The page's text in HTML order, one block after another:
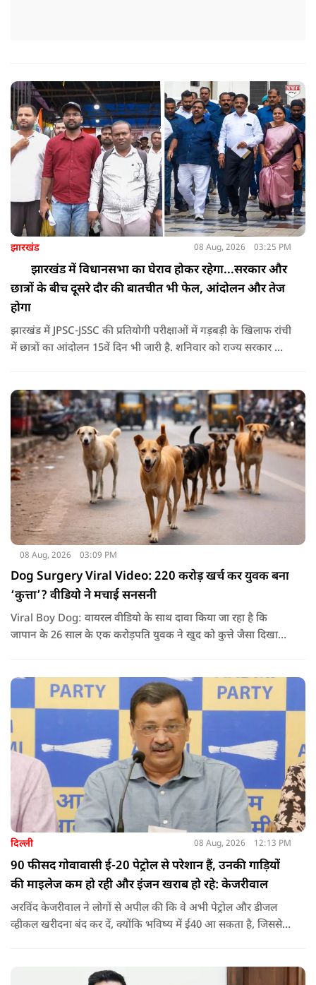
झारखंड 08 Aug, 2026 03:25 PM
झारखंड में विधानसभा का घेराव होकर रहेगा...सरकार और
छात्रों के बीच दूसरे दौर की बातचीत भी फेल, आंदोलन और तेज
होगा
झारखंड में JPSC-JSSC की प्रतियोगी परीक्षाओं में गड़बड़ी के खिलाफ रांची
में छात्रों का आंदोलन 15वें दिन भी जारी है. शनिवार को राज्य सरकार और
08 Aug, 2026 03:09 PM
Dog Surgery Viral Video: 220 करोड़ खर्च कर युवक बना
‘कुत्ता’? वीडियो ने मचाई सनसनी
Viral Boy Dog: वायरल वीडियो के साथ दावा किया जा रहा है कि
जापान के 26 साल के एक करोड़पति युवक ने खुद को कुत्ते जैसा दिखाने
करवाईं और अब वह कुत्ते की तरह दिखने, चलने और रहने की कोशिश
करता है.
दिल्ली 08 Aug, 2026 12:13 PM
90 फीसद गोवावासी ई-20 पेट्रोल से परेशान हैं, उनकी गाड़ियों
की माइलेज कम हो रही और इंजन खराब हो रहे: केजरीवाल
अरविंद केजरीवाल ने लोगों से अपील की कि वे अभी पेट्रोल और डीजल
व्हीकल खरीदना बंद कर दें, क्योंकि भविष्य में ई40 आ सकता है, जिससे